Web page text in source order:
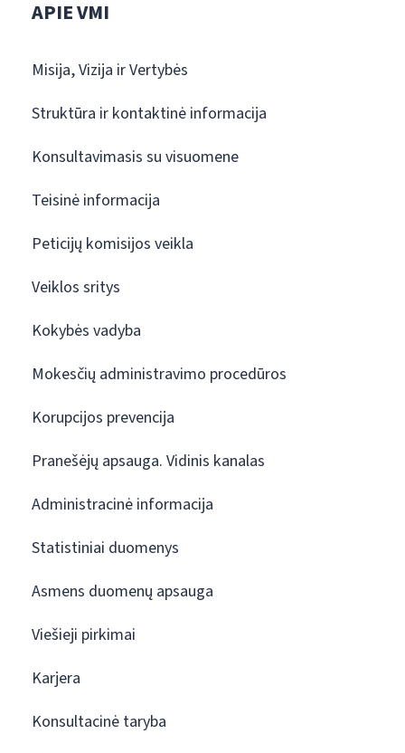
APIE VMI
Misija, Vizija ir Vertybės
Struktūra ir kontaktinė informacija
Konsultavimasis su visuomene
Teisinė informacija
Peticijų komisijos veikla
Veiklos sritys
Kokybės vadyba
Mokesčių administravimo procedūros
Korupcijos prevencija
Pranešėjų apsauga. Vidinis kanalas
Administracinė informacija
Statistiniai duomenys
Asmens duomenų apsauga
Viešieji pirkimai
Karjera
Konsultacinė taryba